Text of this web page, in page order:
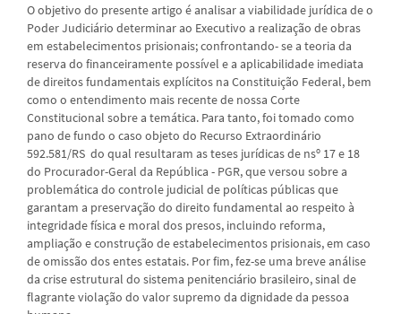
O objetivo do presente artigo é analisar a viabilidade jurídica de o
Poder Judiciário determinar ao Executivo a realização de obras
em estabelecimentos prisionais; confrontando- se a teoria da
reserva do financeiramente possível e a aplicabilidade imediata
de direitos fundamentais explícitos na Constituição Federal, bem
como o entendimento mais recente de nossa Corte
Constitucional sobre a temática. Para tanto, foi tomado como
pano de fundo o caso objeto do Recurso Extraordinário
592.581/RS do qual resultaram as teses jurídicas de nsº 17 e 18
do Procurador-Geral da República - PGR, que versou sobre a
problemática do controle judicial de políticas públicas que
garantam a preservação do direito fundamental ao respeito à
integridade física e moral dos presos, incluindo reforma,
ampliação e construção de estabelecimentos prisionais, em caso
de omissão dos entes estatais. Por fim, fez-se uma breve análise
da crise estrutural do sistema penitenciário brasileiro, sinal de
flagrante violação do valor supremo da dignidade da pessoa